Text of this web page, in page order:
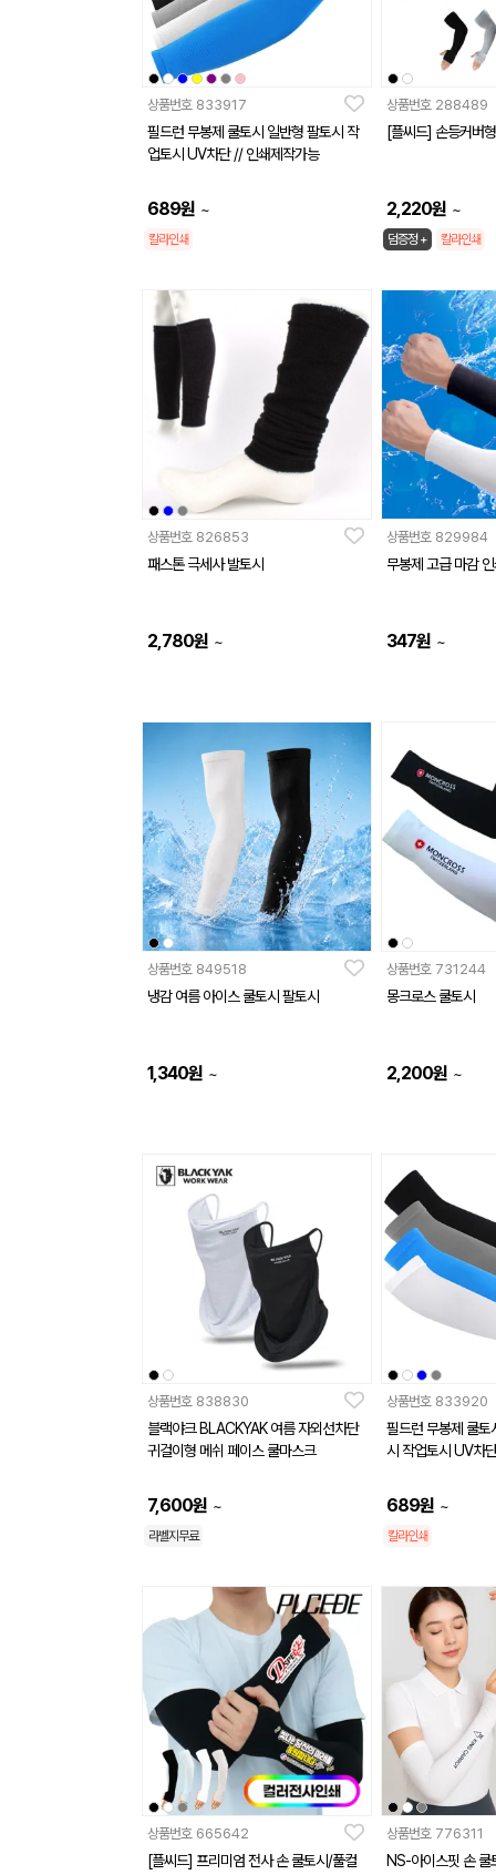
상품번호 833917
필드런 무봉제 쿨토시 일반형 팔토시 작
업토시 UV차단 // 인쇄제작가능
689원 ~
칼라인쇄
상품번호 288489
[플씨드] 손등커버
2,220원 ~
덤증정 + 칼라인쇄
상품번호 826853
패스톤 극세사 발토시
2,780원 ~
상품번호 829984
무봉제 고급 마감
347원 ~
상품번호 849518
냉감 여름 아이스 쿨토시 팔토시
1,340원 ~
상품번호 731244
몽크로스 쿨토시
2,200원 ~
상품번호 838830
블랙야크 BLACKYAK 여름 자외선차단
귀걸이형 메쉬 페이스 쿨마스크
7,600원 ~
라벨지무료
상품번호 833920
필드런 무봉제 쿨토
689원 ~
칼라인쇄
상품번호 665642
[플씨드] 프리미엄 전사 손 쿨토시/풀컬
상품번호 776311
NS-아이스핏 손 쿨